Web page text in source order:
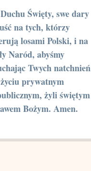
Święty, swe dary
na tych, którzy
losami Polski, i na
Naród, abyśmy
Twych natchnień
prywatnym
żyli świętym
Bożym. Amen.